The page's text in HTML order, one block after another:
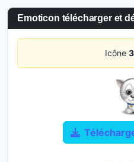
Emoticon télécharger et
Icône